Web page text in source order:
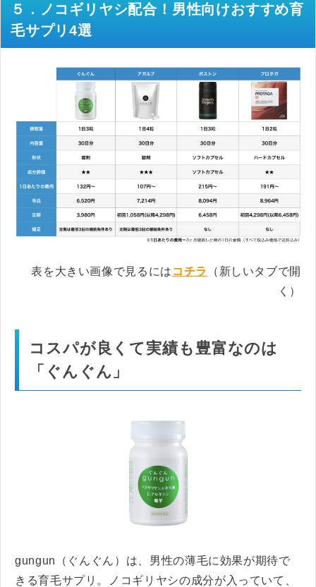
５．ノコギリヤシ配合！男性向けおすすめ育
毛サプリ4選
表を大きい画像で見るには コチラ
（新しいタブで開
く）
コスパが良くて実績も豊富なのは
「ぐんぐん」
gungun（ぐんぐん）は、男性の薄毛に効果が期待で
きる育毛サプリ。ノコギリヤシの成分が入っていて、